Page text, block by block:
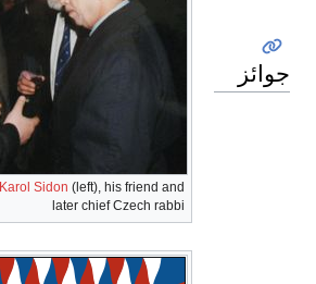
Karol Sidon (left), his friend and
later chief Czech rabbi
جوائز